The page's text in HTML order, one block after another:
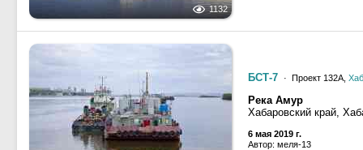
1132
БСТ-7 · Проект 132А,
Река Амур
Хабаровский край,
6 мая 2019 г.
Автор: меля-13